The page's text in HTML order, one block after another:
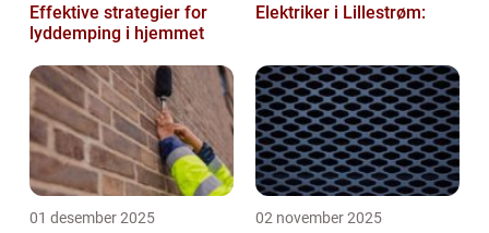
Effektive strategier for
lyddemping i hjemmet
Elektriker i Lillestrøm:
01 desember 2025 02 november 2025